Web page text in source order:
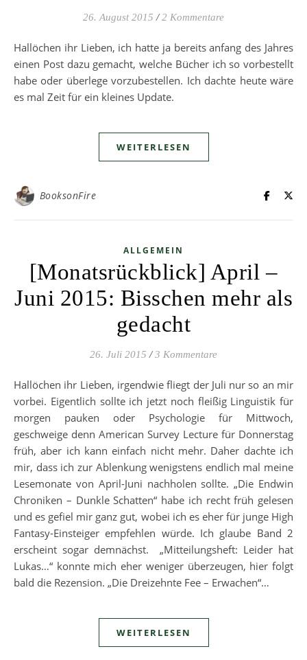
26. August 2015 / 2 Kommentare
Hallöchen ihr Lieben, ich hatte ja bereits anfang des Jahres
einen Post dazu gemacht, welche Bücher ich so vorbestellt
habe oder überlege vorzubestellen. Ich dachte heute wäre
es mal Zeit für ein kleines Update.
WEITERLESEN
BooksonFire
ALLGEMEIN
[Monatsrückblick] April –
Juni 2015: Bisschen mehr als
gedacht
26. Juli 2015 / 3 Kommentare
Hallöchen ihr Lieben, irgendwie fliegt der Juli nur so an mir
vorbei. Eigentlich sollte ich jetzt noch fleißig Linguistik für
morgen pauken oder Psychologie für Mittwoch,
geschweige denn American Survey Lecture für Donnerstag
früh, aber ich kann einfach nicht mehr. Daher dachte ich
mir, dass ich zur Ablenkung wenigstens endlich mal meine
Lesemonate von April-Juni nachholen sollte. „Die Endwin
Chroniken – Dunkle Schatten“ habe ich recht früh gelesen
und es gefiel mir ganz gut, wobei ich es eher für junge High
Fantasy-Einsteiger empfehlen würde. Ich glaube Band 2
erscheint sogar demnächst. „Mitteilungsheft: Leider hat
Lukas…“ konnte mich eher weniger überzeugen, hier folgt
bald die Rezension. „Die Dreizehnte Fee – Erwachen“…
WEITERLESEN